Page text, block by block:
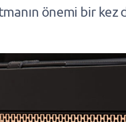
önemi bir kez